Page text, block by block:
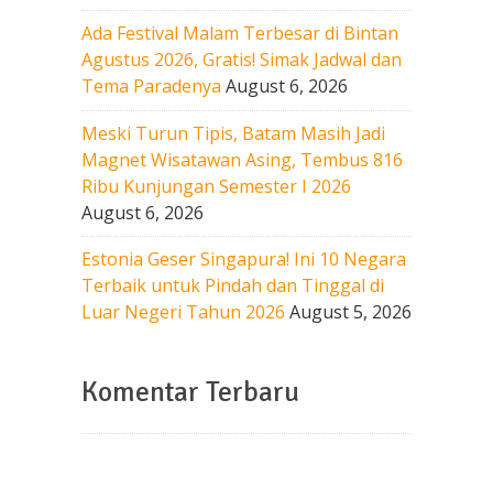
Ada Festival Malam Terbesar di Bintan
Agustus 2026, Gratis! Simak Jadwal dan
Tema Paradenya August 6, 2026
Meski Turun Tipis, Batam Masih Jadi
Magnet Wisatawan Asing, Tembus 816
Ribu Kunjungan Semester I 2026
August 6, 2026
Estonia Geser Singapura! Ini 10 Negara
Terbaik untuk Pindah dan Tinggal di
Luar Negeri Tahun 2026 August 5, 2026
Komentar Terbaru